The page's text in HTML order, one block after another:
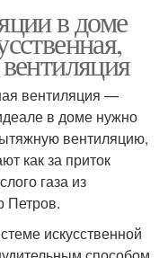
в доме
вентиляция —
в доме нужно
вентиляцию,
как за приток
газа из
Петров.
искусственной